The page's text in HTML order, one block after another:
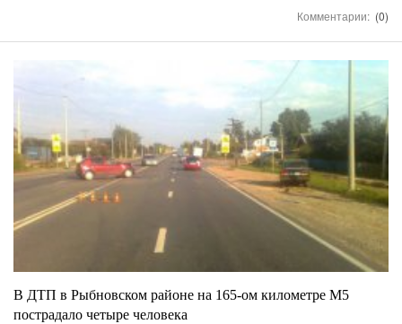
Комментарии: (0)
В ДТП в Рыбновском районе на 165-ом километре М5
пострадало четыре человека